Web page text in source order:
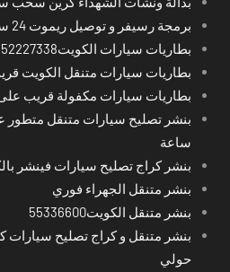
برمجة رسيفر و توصيل ريموت 24 ساعة في محافظات الكويت
بطاريات سيارات الكويت52227338
بطاريات سيارات متنقل الكويت
بطاريات سيارات مكفولة قريب
ساعة
بنشر كراج تصليح سيارات فينشر
بنشر متنقل الجهراء فوري
بنشر متنقل الكويت55336600
بنشر متنقل و كراج تصليح سيارات
حولي